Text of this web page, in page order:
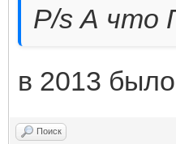
P/s А что
в 2013
Поиск